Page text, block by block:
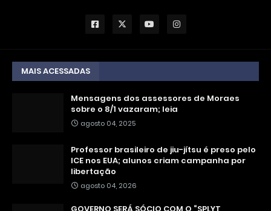
MAIS ACESSADAS
Mensagens dos assessores de Moraes
sobre o 8/1 vazaram; leia
agosto 04, 2025
Professor brasileiro de jiu-jítsu é preso pelo
ICE nos EUA; alunos criam campanha por
libertação
agosto 04, 2026
GOVERNO SERÁ SÓCIO COM O “SPLYT